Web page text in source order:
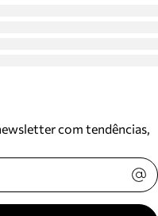
com tendências,